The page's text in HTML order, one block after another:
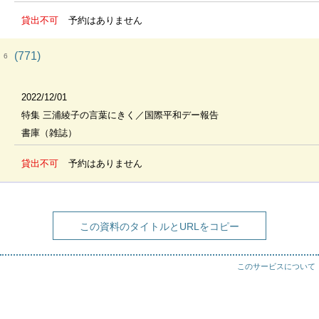
貸出不可 予約はありません
6 (771)
2022/12/01
特集 三浦綾子の言葉にきく／国際平和デー報告
書庫（雑誌）
貸出不可 予約はありません
この資料のタイトルとURLをコピー
このサービスについて